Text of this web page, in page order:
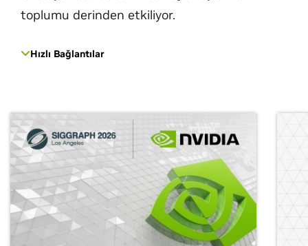
toplumu derinden etkiliyor.
Hızlı Bağlantılar